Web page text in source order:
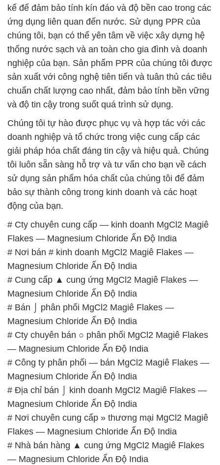
kế để đảm bảo tính kín đáo và độ bền cao trong các
ứng dụng liên quan đến nước. Sử dụng PPR của
chúng tôi, bạn có thể yên tâm về việc xây dựng hệ
thống nước sạch và an toàn cho gia đình và doanh
nghiệp của bạn. Sản phẩm PPR của chúng tôi được
sản xuất với công nghệ tiên tiến và tuân thủ các tiêu
chuẩn chất lượng cao nhất, đảm bảo tính bền vững
và độ tin cậy trong suốt quá trình sử dụng.
Chúng tôi tự hào được phục vụ và hợp tác với các
doanh nghiệp và tổ chức trong việc cung cấp các
giải pháp hóa chất đáng tin cậy và hiệu quả. Chúng
tôi luôn sẵn sàng hỗ trợ và tư vấn cho bạn về cách
sử dụng sản phẩm hóa chất của chúng tôi để đảm
bảo sự thành công trong kinh doanh và các hoạt
động của bạn.
# Cty chuyên cung cấp — kinh doanh MgCl2 Magiê
Flakes — Magnesium Chloride Ấn Độ India
# Nơi bán # kinh doanh MgCl2 Magiê Flakes —
Magnesium Chloride Ấn Độ India
# Cung cấp ▲ cung ứng MgCl2 Magiê Flakes —
Magnesium Chloride Ấn Độ India
# Bán ⌡ phân phối MgCl2 Magiê Flakes —
Magnesium Chloride Ấn Độ India
# Cty chuyên bán ○ phân phối MgCl2 Magiê Flakes
— Magnesium Chloride Ấn Độ India
# Công ty phân phối — bán MgCl2 Magiê Flakes —
Magnesium Chloride Ấn Độ India
# Địa chỉ bán ⌡ kinh doanh MgCl2 Magiê Flakes —
Magnesium Chloride Ấn Độ India
# Nơi chuyên cung cấp » thương mại MgCl2 Magiê
Flakes — Magnesium Chloride Ấn Độ India
# Nhà bán hàng ▲ cung ứng MgCl2 Magiê Flakes
— Magnesium Chloride Ấn Độ India